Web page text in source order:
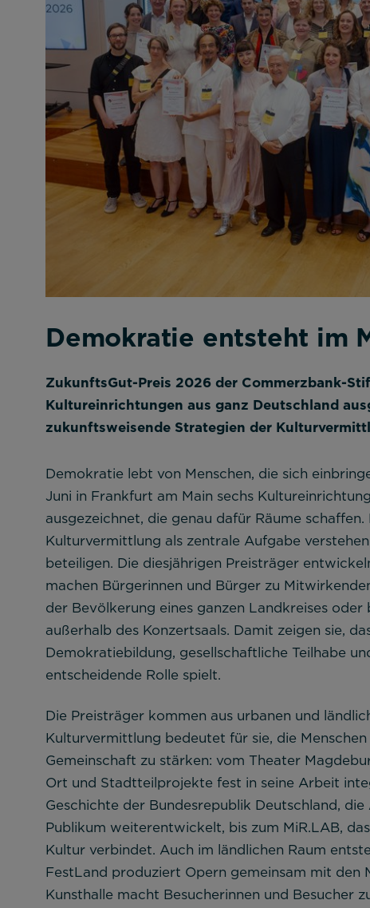
Demokratie entsteht im
ZukunftsGut-Preis 2026 der Commerzbank-
Kultureinrichtungen aus ganz Deutschland
zukunftsweisende Strategien der
Demokratie lebt von Menschen, die sich
Juni in Frankfurt am Main sechs
ausgezeichnet, die genau dafür Räume
Kulturvermittlung als zentrale Aufgabe
beteiligen. Die diesjährigen Preisträger
machen Bürgerinnen und Bürger zu
der Bevölkerung eines ganzen Landkreises oder
außerhalb des Konzertsaals. Damit zeigen sie,
Demokratiebildung, gesellschaftliche Teilhabe
entscheidende Rolle spielt.
Die Preisträger kommen aus urbanen und
Kulturvermittlung bedeutet für sie, die
Gemeinschaft zu stärken: vom Theater
Ort und Stadtteilprojekte fest in seine Arbeit
Geschichte der Bundesrepublik Deutschland,
Publikum weiterentwickelt, bis zum MiR.LAB,
Kultur verbindet. Auch im ländlichen Raum
FestLand produziert Opern gemeinsam mit den
Kunsthalle macht Besucherinnen und Besucher
Diese werden für die Grundfunktionen
sichere Bereiche unserer Website
Cookie Informationen anzeigen